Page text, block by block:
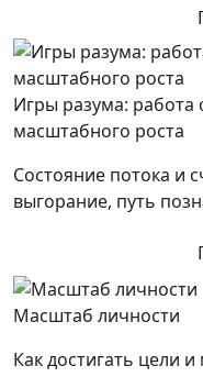
Игры разума: работа
масштабного роста
Состояние потока и
выгорание, путь
Масштаб личности
Как достигать цели